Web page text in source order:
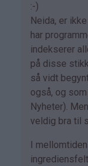
svar
på
av
Mari
(ikke
bekreftet)
:-)
Neida, er
har
indekserer
på disse
så vidt
også, og
Nyheter).
veldig bra til
I